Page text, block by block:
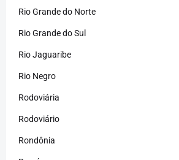
Rio Grande do Norte
Rio Grande do Sul
Rio Jaguaribe
Rio Negro
Rodoviária
Rodoviário
Rondônia